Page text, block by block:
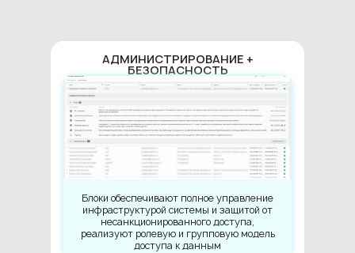
АДМИНИСТРИРОВАНИЕ +
БЕЗОПАСНОСТЬ
Блоки обеспечивают полное управление
инфраструктурой системы и защитой от
несанкционированного доступа,
реализуют ролевую и групповую модель
доступа к данным